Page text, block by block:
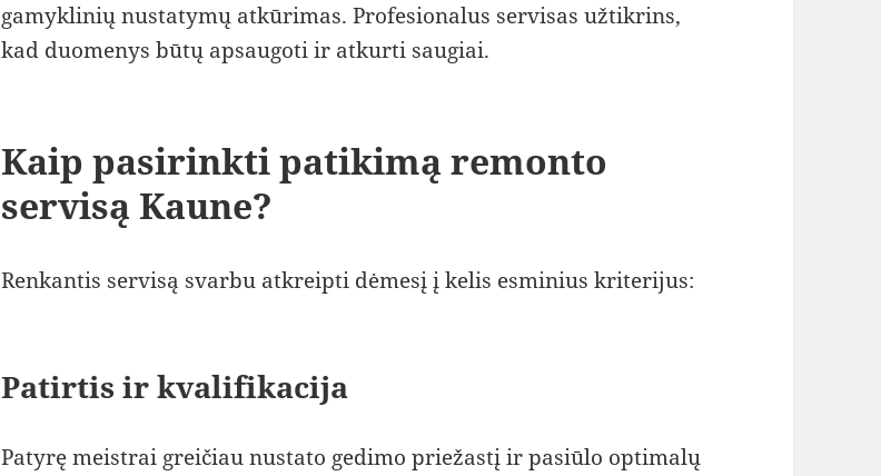
gamyklinių nustatymų atkūrimas. Profesionalus servisas užtikrins,
kad duomenys būtų apsaugoti ir atkurti saugiai.
Kaip pasirinkti patikimą remonto
servisą Kaune?
Renkantis servisą svarbu atkreipti dėmesį į kelis esminius kriterijus:
Patirtis ir kvalifikacija
Patyrę meistrai greičiau nustato gedimo priežastį ir pasiūlo optimalų